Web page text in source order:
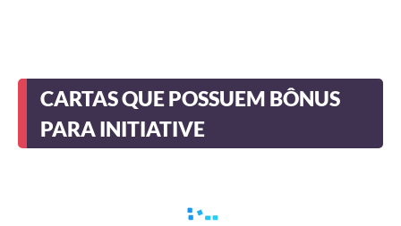
CARTAS QUE POSSUEM BÔNUS
PARA INITIATIVE